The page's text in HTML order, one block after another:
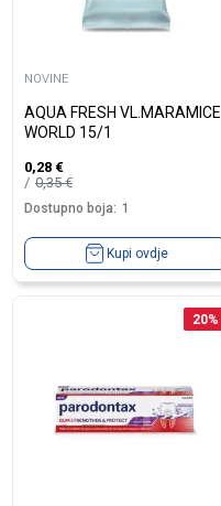
NOVINE
AQUA FRESH VL.MARAMICE
WORLD 15/1
0,28 €
0,35€
Dostupno boja: 1
Kupi ovdje
20%